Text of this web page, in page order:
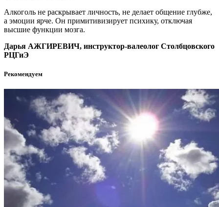
Алкоголь не раскрывает личность, не делает общение глубже,
а эмоции ярче. Он примитивизирует психику, отключая
высшие функции мозга.
Дарья АЖГИРЕВИЧ, инструктор-валеолог Столбцовского
РЦГиЭ
Рекомендуем